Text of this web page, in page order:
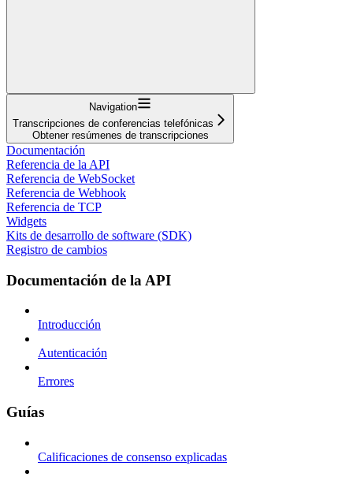
Navigation
Transcripciones de conferencias telefónicas
Obtener resúmenes de transcripciones
Documentación
Referencia de la API
Referencia de WebSocket
Referencia de Webhook
Referencia de TCP
Widgets
Kits de desarrollo de software (SDK)
Registro de cambios
Documentación de la API
Introducción
Autenticación
Errores
Guías
Calificaciones de consenso explicadas